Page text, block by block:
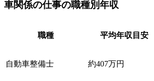
車関係の仕事の職種別年収
職種 平均年収目安
自動車整備士 約407万円